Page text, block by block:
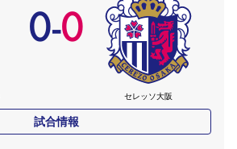
0-0
セレッソ大阪
試合情報